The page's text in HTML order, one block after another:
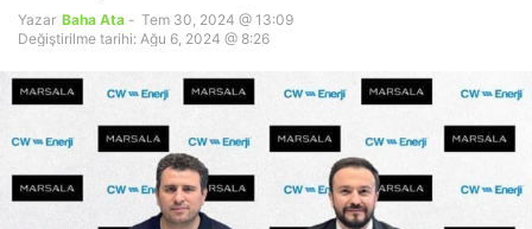
Yazar Baha Ata - Tem 30, 2024 @ 13:09
Değiştirilme tarihi: Ağu 6, 2024 @ 8:26